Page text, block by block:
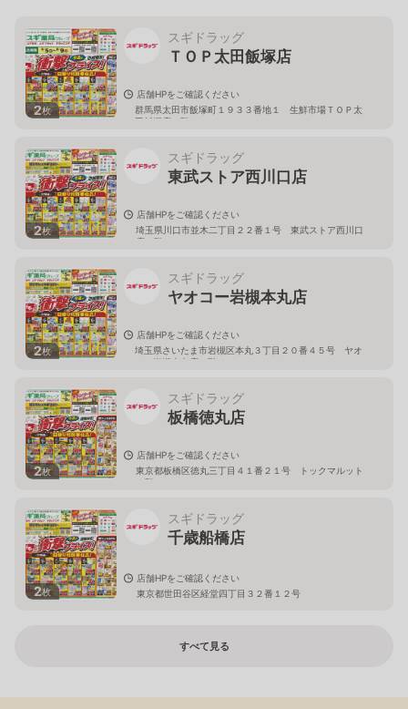
2枚
スギドラッグ
ＴＯＰ太田飯塚店
店舗HPをご確認ください
群馬県太田市飯塚町１９３３番地１ 生鮮市場ＴＯＰ太
田飯塚店１階
2枚
スギドラッグ
東武ストア西川口店
店舗HPをご確認ください
埼玉県川口市並木二丁目２２番１号 東武ストア西川口
店２階
2枚
スギドラッグ
ヤオコー岩槻本丸店
店舗HPをご確認ください
埼玉県さいたま市岩槻区本丸３丁目２０番４５号 ヤオ
コー岩槻本丸店２階
2枚
スギドラッグ
板橋徳丸店
店舗HPをご確認ください
東京都板橋区徳丸三丁目４１番２１号 トックマルット
１階
2枚
スギドラッグ
千歳船橋店
店舗HPをご確認ください
東京都世田谷区経堂四丁目３２番１２号
すべて見る